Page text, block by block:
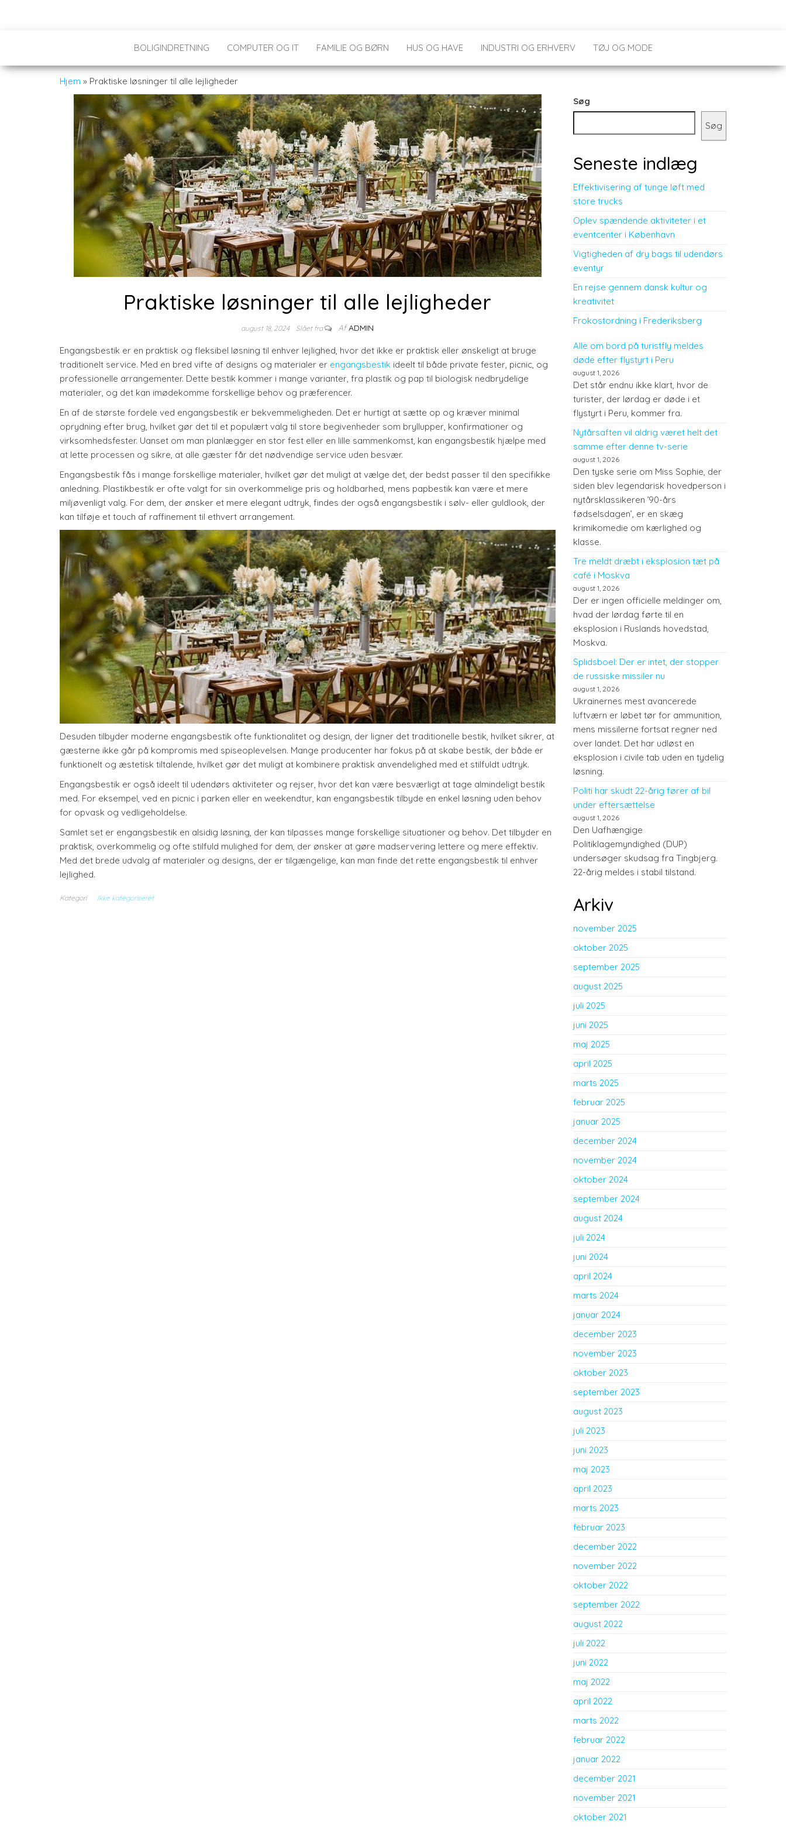
BOLIGINDRETNING COMPUTER OG IT FAMILIE OG BØRN HUS OG HAVE INDUSTRI OG ERHVERV TØJ OG MODE
Hjem » Praktiske løsninger til alle lejligheder
Praktiske løsninger til alle lejligheder
august 18, 2024 Slået fra Af ADMIN
Engangsbestik er en praktisk og fleksibel løsning til enhver lejlighed, hvor det ikke er praktisk eller ønskeligt at bruge
traditionelt service. Med en bred vifte af designs og materialer er engangsbestik ideelt til både private fester, picnic, og
professionelle arrangementer. Dette bestik kommer i mange varianter, fra plastik og pap til biologisk nedbrydelige
materialer, og det kan imødekomme forskellige behov og præferencer.
En af de største fordele ved engangsbestik er bekvemmeligheden. Det er hurtigt at sætte op og kræver minimal
oprydning efter brug, hvilket gør det til et populært valg til store begivenheder som bryllupper, konfirmationer og
virksomhedsfester. Uanset om man planlægger en stor fest eller en lille sammenkomst, kan engangsbestik hjælpe med
at lette processen og sikre, at alle gæster får det nødvendige service uden besvær.
Engangsbestik fås i mange forskellige materialer, hvilket gør det muligt at vælge det, der bedst passer til den specifikke
anledning. Plastikbestik er ofte valgt for sin overkommelige pris og holdbarhed, mens papbestik kan være et mere
miljøvenligt valg. For dem, der ønsker et mere elegant udtryk, findes der også engangsbestik i sølv- eller guldlook, der
kan tilføje et touch af raffinement til ethvert arrangement.
Desuden tilbyder moderne engangsbestik ofte funktionalitet og design, der ligner det traditionelle bestik, hvilket sikrer, at
gæsterne ikke går på kompromis med spiseoplevelsen. Mange producenter har fokus på at skabe bestik, der både er
funktionelt og æstetisk tiltalende, hvilket gør det muligt at kombinere praktisk anvendelighed med et stilfuldt udtryk.
Engangsbestik er også ideelt til udendørs aktiviteter og rejser, hvor det kan være besværligt at tage almindeligt bestik
med. For eksempel, ved en picnic i parken eller en weekendtur, kan engangsbestik tilbyde en enkel løsning uden behov
for opvask og vedligeholdelse.
Samlet set er engangsbestik en alsidig løsning, der kan tilpasses mange forskellige situationer og behov. Det tilbyder en
praktisk, overkommelig og ofte stilfuld mulighed for dem, der ønsker at gøre madservering lettere og mere effektiv.
Med det brede udvalg af materialer og designs, der er tilgængelige, kan man finde det rette engangsbestik til enhver
lejlighed.
Kategori Ikke kategoriseret
Søg
Søg
Seneste indlæg
Effektivisering af tunge løft med
store trucks
Oplev spændende aktiviteter i et
eventcenter i København
Vigtigheden af dry bags til udendørs
eventyr
En rejse gennem dansk kultur og
kreativitet
Frokostordning i Frederiksberg
Alle om bord på turistfly meldes
døde efter flystyrt i Peru
august 1, 2026
Det står endnu ikke klart, hvor de
turister, der lørdag er døde i et
flystyrt i Peru, kommer fra.
Nytårsaften vil aldrig været helt det
samme efter denne tv-serie
august 1, 2026
Den tyske serie om Miss Sophie, der
siden blev legendarisk hovedperson i
nytårsklassikeren ’90-års
fødselsdagen’, er en skæg
krimikomedie om kærlighed og
klasse.
Tre meldt dræbt i eksplosion tæt på
café i Moskva
august 1, 2026
Der er ingen officielle meldinger om,
hvad der lørdag førte til en
eksplosion i Ruslands hovedstad,
Moskva.
Splidsboel: Der er intet, der stopper
de russiske missiler nu
august 1, 2026
Ukrainernes mest avancerede
luftværn er løbet tør for ammunition,
mens missilerne fortsat regner ned
over landet. Det har udløst en
eksplosion i civile tab uden en tydelig
løsning.
Politi har skudt 22-årig fører af bil
under eftersættelse
august 1, 2026
Den Uafhængige
Politiklagemyndighed (DUP)
undersøger skudsag fra Tingbjerg.
22-årig meldes i stabil tilstand.
Arkiv
november 2025
oktober 2025
september 2025
august 2025
juli 2025
juni 2025
maj 2025
april 2025
marts 2025
februar 2025
januar 2025
december 2024
november 2024
oktober 2024
september 2024
august 2024
juli 2024
juni 2024
april 2024
marts 2024
januar 2024
december 2023
november 2023
oktober 2023
september 2023
august 2023
juli 2023
juni 2023
maj 2023
april 2023
marts 2023
februar 2023
december 2022
november 2022
oktober 2022
september 2022
august 2022
juli 2022
juni 2022
maj 2022
april 2022
marts 2022
februar 2022
januar 2022
december 2021
november 2021
oktober 2021